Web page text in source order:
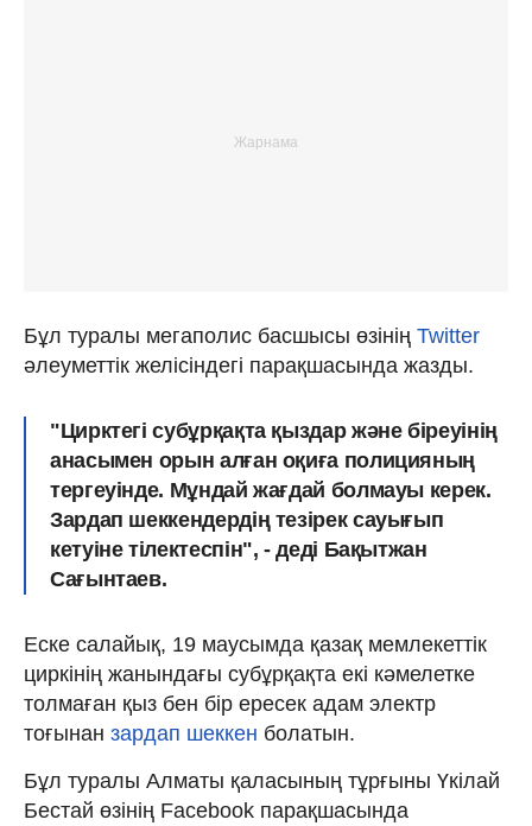
Бұл туралы мегаполис басшысы өзінің Twitter
әлеуметтік желісіндегі парақшасында жазды.
"Цирктегі субұрқақта қыздар және біреуінің
анасымен орын алған оқиға полицияның
тергеуінде. Мұндай жағдай болмауы керек.
Зардап шеккендердің тезірек сауығып
кетуіне тілектеспін", - деді Бақытжан
Сағынтаев.
Еске салайық, 19 маусымда қазақ мемлекеттік
циркінің жанындағы субұрқақта екі кәмелетке
толмаған қыз бен бір ересек адам электр
тоғынан зардап шеккен болатын.
Бұл туралы Алматы қаласының тұрғыны Үкілай
Бестай өзінің Facebook парақшасында